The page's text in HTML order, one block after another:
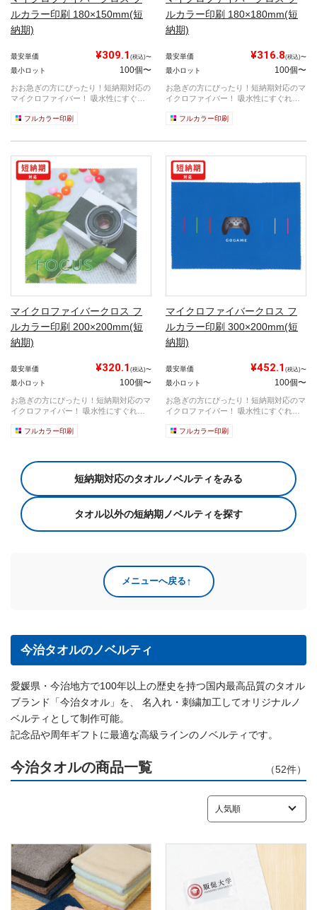
ルカラー印刷 180×150mm(短
納期)
最安単価 ¥309.1 (税込)〜
最小ロット 100個〜
おお急ぎの方にぴったり！短納期対応の
マイクロファイバー！ 吸水性にすぐれ
フルカラー印刷
ルカラー印刷 180×180mm(短
納期)
最安単価 ¥316.8(税込)〜
最小ロット 100個〜
お急ぎの方にぴったり！短納期対応のマ
イクロファイバー！ 吸水性にすぐれて
フルカラー印刷
マイクロファイバークロス フ
ルカラー印刷 200×200mm(短
納期)
最安単価 ¥320.1 (税込)〜
最小ロット 100個〜
お急ぎの方にぴったり！短納期対応のマ
イクロファイバー！ 吸水性にすぐれて
フルカラー印刷
マイクロファイバークロス フ
ルカラー印刷 300×200mm(短
納期)
最安単価 ¥452.1 (税込)〜
最小ロット 100個〜
お急ぎの方にぴったり！短納期対応のマ
イクロファイバー！ 吸水性にすぐれて
フルカラー印刷
短納期対応のタオルノベルティをみる
タオル以外の短納期ノベルティを探す
メニューへ戻る ↑
今治タオルのノベルティ
愛媛県・今治地方で100年以上の歴史を持つ国内最高品質のタオル
ブランド「今治タオル」を、 名入れ・刺繍加工してオリジナルノ
ベルティとして制作可能。
記念品や周年ギフトに最適な高級ラインのノベルティです。
今治タオルの商品一覧 （52件）